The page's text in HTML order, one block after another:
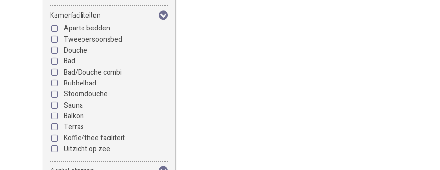
Kamerfaciliteiten
Aparte bedden
Tweepersoonsbed
Douche
Bad
Bad/Douche combi
Bubbelbad
Stoomdouche
Sauna
Balkon
Terras
Koffie/thee faciliteit
Uitzicht op zee